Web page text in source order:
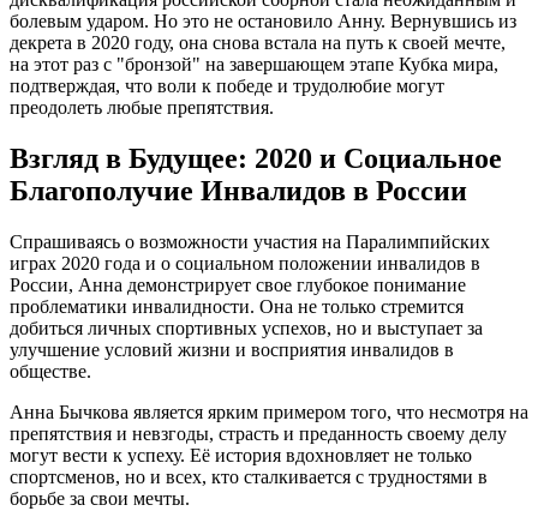
болевым ударом. Но это не остановило Анну. Вернувшись из
декрета в 2020 году, она снова встала на путь к своей мечте,
на этот раз с "бронзой" на завершающем этапе Кубка мира,
подтверждая, что воли к победе и трудолюбие могут
преодолеть любые препятствия.
Взгляд в Будущее: 2020 и Социальное
Благополучие Инвалидов в России
Спрашиваясь о возможности участия на Паралимпийских
играх 2020 года и о социальном положении инвалидов в
России, Анна демонстрирует свое глубокое понимание
проблематики инвалидности. Она не только стремится
добиться личных спортивных успехов, но и выступает за
улучшение условий жизни и восприятия инвалидов в
обществе.
Анна Бычкова является ярким примером того, что несмотря на
препятствия и невзгоды, страсть и преданность своему делу
могут вести к успеху. Её история вдохновляет не только
спортсменов, но и всех, кто сталкивается с трудностями в
борьбе за свои мечты.